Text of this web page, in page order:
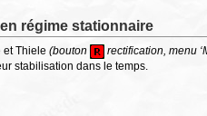
régime stationnaire
et Thiele(bouton rectification, menu
stabilisation dans le temps.